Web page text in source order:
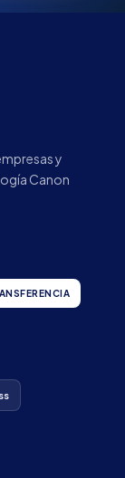
y
Canon